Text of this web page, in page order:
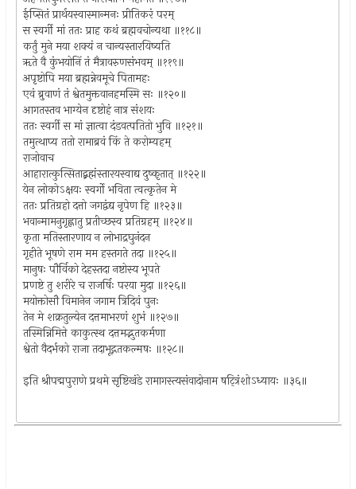
ईप्सितं प्रार्थयस्वास्मान्मनः प्रीतिकरं परम्
स स्वर्गी मां ततः प्राह कथं ब्रह्मवचोन्यथा ॥११८॥
कर्तुं मुने मया शक्यं न चान्यस्तारयिष्यति
ॠते वै कुंभयोनिं तं मैत्रावरुणसंभवम् ॥११९॥
अपृष्टोपि मया ब्रह्मन्नेवमूचे पितामहः
एवं ब्रुवाणं तं श्वेतमुक्तवानहमस्मि सः ॥१२०॥
आगतस्तव भाग्येन दृष्टोहं नात्र संशयः
ततः स्वर्गी स मां ज्ञात्वा दंडवत्पतितो भुवि ॥१२१॥
तमुत्थाप्य ततो रामाब्रवं किं ते करोम्यहम्
राजोवाच
आहारात्कुत्सिताद्ब्रह्मंस्तारयस्वाद्य दुष्कृतात् ॥१२२॥
येन लोकोऽक्षयः स्वर्गो भविता त्वत्कृतेन मे
ततः प्रतिग्रहो दत्तो जगद्वंद्य नृपेण हि ॥१२३॥
भवान्मामनुगृह्णातु प्रतीच्छस्व प्रतिग्रहम् ॥१२४॥
कृता मतिस्तारणाय न लोभाद्रघुनंदन
गृहीते भूषणे राम मम हस्तगते तदा ॥१२५॥
मानुषः पौर्विको देहस्तदा नष्टोस्य भूपते
प्रणष्टे तु शरीरे च राजर्षिः परया मुदा ॥१२६॥
मयोक्तोसौ विमानेन जगाम त्रिदिवं पुनः
तेन मे शक्रतुल्येन दत्तमाभरणं शुभं ॥१२७॥
तस्मिन्निमित्ते काकुत्स्थ दत्तमद्भुतकर्मणा
श्वेतो वैदर्भको राजा तदाभूद्गतकल्मषः ॥१२८॥
इति श्रीपद्मपुराणे प्रथमे सृष्टिखंडे रामागस्त्यसंवादोनाम षट्त्रिंशोऽध्यायः ॥३६॥